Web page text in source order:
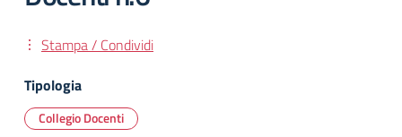
Stampa / Condividi
Tipologia
Collegio Docenti